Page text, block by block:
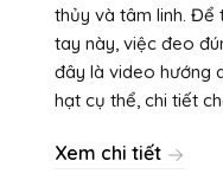
thủy và tâm linh. Để
tay này, việc đeo
đây là video hướng
hạt cụ thể, chi tiết
Xem chi tiết